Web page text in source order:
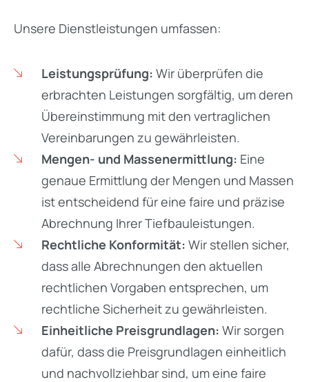
Unsere Dienstleistungen umfassen:
Leistungsprüfung: Wir überprüfen die
erbrachten Leistungen sorgfältig, um deren
Übereinstimmung mit den vertraglichen
Vereinbarungen zu gewährleisten.
Mengen- und Massenermittlung: Eine
genaue Ermittlung der Mengen und Massen
ist entscheidend für eine faire und präzise
Abrechnung Ihrer Tiefbauleistungen.
Rechtliche Konformität: Wir stellen sicher,
dass alle Abrechnungen den aktuellen
rechtlichen Vorgaben entsprechen, um
rechtliche Sicherheit zu gewährleisten.
Einheitliche Preisgrundlagen: Wir sorgen
dafür, dass die Preisgrundlagen einheitlich
und nachvollziehbar sind, um eine faire